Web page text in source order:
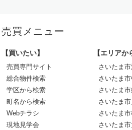
売買メニュー
【買いたい】
売買専門サイト
総合物件検索
学区から検索
町名から検索
Webチラシ
現地見学会
【エリアか
さいたま
さいたま
さいたま
さいたま
さいたま
さいたま